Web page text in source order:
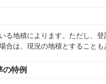
る地積によります。ただし、
合は、現況の地積とすることも
特例